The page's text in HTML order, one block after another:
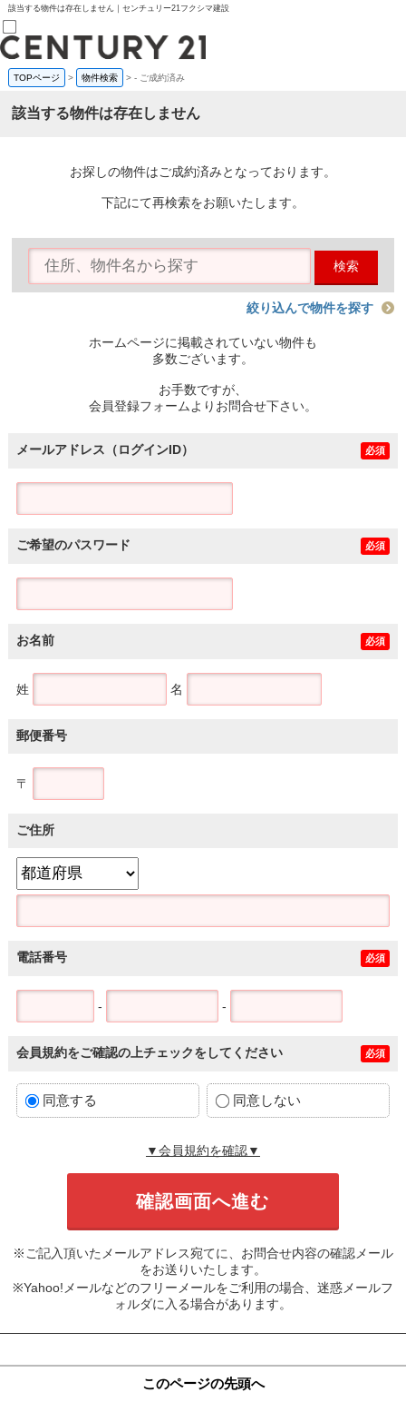
該当する物件は存在しません｜センチュリー21フクシマ建設
売買部
0120-800-844
賃貸部
会員メニュー
物件を探す
購入TOP
条件から探す
住宅ローン控除シミュレータ
TOPページ > 物件検索 >- ご成約済み
該当する物件は存在しません
お探しの物件はご成約済みとなっております。
下記にて再検索をお願いたします。
検索
絞り込んで物件を探す
ホームページに掲載されていない物件も
多数ございます。
お手数ですが、
会員登録フォームよりお問合せ下さい。
メールアドレス（ログインID） 必須
ご希望のパスワード 必須
お名前 必須
姓 名
郵便番号
〒
ご住所
電話番号 必須
- -
会員規約をご確認の上チェックをしてください 必須
同意する 同意しない
▼会員規約を確認▼
※ご記入頂いたメールアドレス宛てに、お問合せ内容の確認メール
をお送りいたします。
※Yahoo!メールなどのフリーメールをご利用の場合、迷惑メールフ
ォルダに入る場合があります。
このページの先頭へ